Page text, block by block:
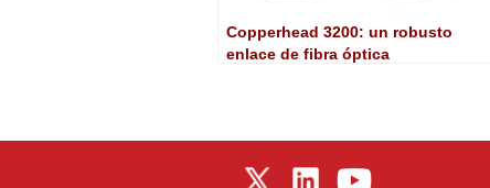
Copperhead 3200: un robusto
enlace de fibra óptica